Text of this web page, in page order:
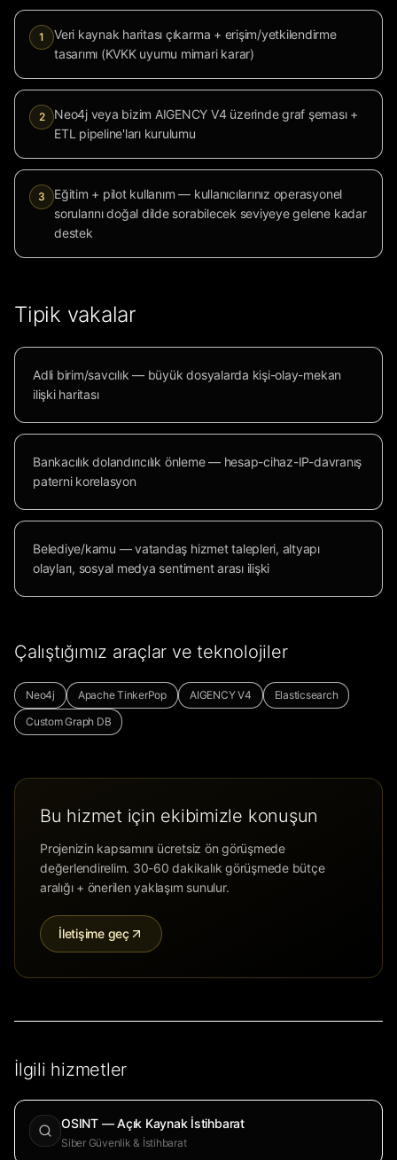
1
Veri kaynak haritası çıkarma + erişim/yetkilendirme
tasarımı (KVKK uyumu mimari karar)
2
Neo4j veya bizim AIGENCY V4 üzerinde graf şeması +
ETL pipeline'ları kurulumu
3
Eğitim + pilot kullanım — kullanıcılarınız operasyonel
sorularını doğal dilde sorabilecek seviyeye gelene kadar
destek
Tipik vakalar
Adli birim/savcılık — büyük dosyalarda kişi-olay-mekan
ilişki haritası
Bankacılık dolandırıcılık önleme — hesap-cihaz-IP-davranış
paterni korelasyon
Belediye/kamu — vatandaş hizmet talepleri, altyapı
olayları, sosyal medya sentiment arası ilişki
Çalıştığımız araçlar ve teknolojiler
Neo4j Apache TinkerPop AIGENCY V4
Elasticsearch
Custom Graph DB
Bu hizmet için ekibimizle konuşun
Projenizin kapsamını ücretsiz ön görüşmede
değerlendirelim. 30-60 dakikalık görüşmede bütçe
aralığı + önerilen yaklaşım sunulur.
İletişime geç
İlgili hizmetler
OSINT — Açık Kaynak İstihbarat
Siber Güvenlik & İstihbarat